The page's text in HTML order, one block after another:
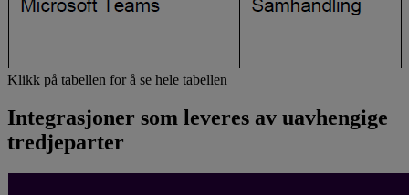
Klikk på tabellen for å se hele tabellen
Integrasjoner som leveres av uavhengige
tredjeparter